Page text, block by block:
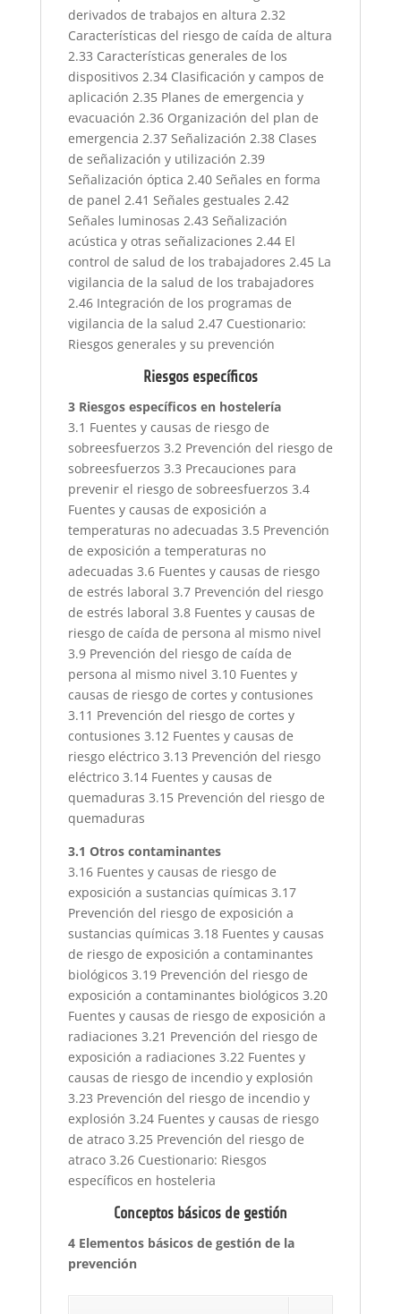
derivados de trabajos en altura 2.32
Características del riesgo de caída de altura
2.33 Características generales de los
dispositivos 2.34 Clasificación y campos de
aplicación 2.35 Planes de emergencia y
evacuación 2.36 Organización del plan de
emergencia 2.37 Señalización 2.38 Clases
de señalización y utilización 2.39
Señalización óptica 2.40 Señales en forma
de panel 2.41 Señales gestuales 2.42
Señales luminosas 2.43 Señalización
acústica y otras señalizaciones 2.44 El
control de salud de los trabajadores 2.45 La
vigilancia de la salud de los trabajadores
2.46 Integración de los programas de
vigilancia de la salud 2.47 Cuestionario:
Riesgos generales y su prevención
Riesgos específicos
3 Riesgos específicos en hostelería
3.1 Fuentes y causas de riesgo de
sobreesfuerzos 3.2 Prevención del riesgo de
sobreesfuerzos 3.3 Precauciones para
prevenir el riesgo de sobreesfuerzos 3.4
Fuentes y causas de exposición a
temperaturas no adecuadas 3.5 Prevención
de exposición a temperaturas no
adecuadas 3.6 Fuentes y causas de riesgo
de estrés laboral 3.7 Prevención del riesgo
de estrés laboral 3.8 Fuentes y causas de
riesgo de caída de persona al mismo nivel
3.9 Prevención del riesgo de caída de
persona al mismo nivel 3.10 Fuentes y
causas de riesgo de cortes y contusiones
3.11 Prevención del riesgo de cortes y
contusiones 3.12 Fuentes y causas de
riesgo eléctrico 3.13 Prevención del riesgo
eléctrico 3.14 Fuentes y causas de
quemaduras 3.15 Prevención del riesgo de
quemaduras
3.1 Otros contaminantes
3.16 Fuentes y causas de riesgo de
exposición a sustancias químicas 3.17
Prevención del riesgo de exposición a
sustancias químicas 3.18 Fuentes y causas
de riesgo de exposición a contaminantes
biológicos 3.19 Prevención del riesgo de
exposición a contaminantes biológicos 3.20
Fuentes y causas de riesgo de exposición a
radiaciones 3.21 Prevención del riesgo de
exposición a radiaciones 3.22 Fuentes y
causas de riesgo de incendio y explosión
3.23 Prevención del riesgo de incendio y
explosión 3.24 Fuentes y causas de riesgo
de atraco 3.25 Prevención del riesgo de
atraco 3.26 Cuestionario: Riesgos
específicos en hosteleria
Conceptos básicos de gestión
4 Elementos básicos de gestión de la
prevención